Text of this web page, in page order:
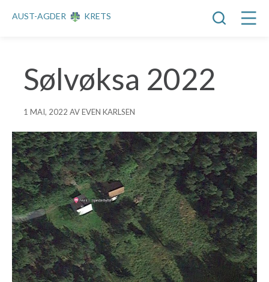
AUST-AGDER KRETS
Sølvøksa 2022
1 MAI, 2022 AV EVEN KARLSEN